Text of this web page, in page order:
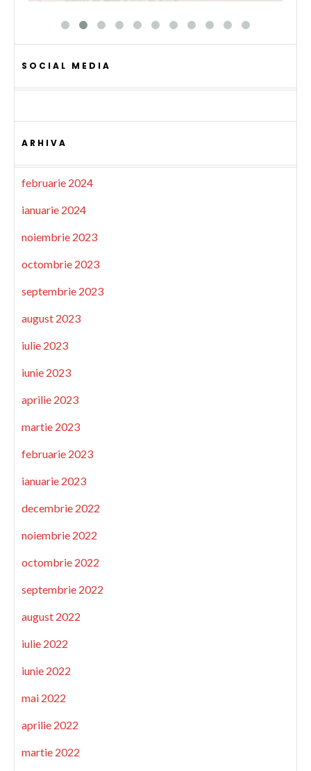
SOCIAL MEDIA
ARHIVA
februarie 2024
ianuarie 2024
noiembrie 2023
octombrie 2023
septembrie 2023
august 2023
iulie 2023
iunie 2023
aprilie 2023
martie 2023
februarie 2023
ianuarie 2023
decembrie 2022
noiembrie 2022
octombrie 2022
septembrie 2022
august 2022
iulie 2022
iunie 2022
mai 2022
aprilie 2022
martie 2022